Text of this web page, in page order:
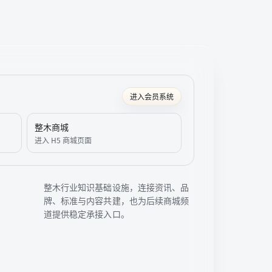
进入会员系统
整木商城
进入 H5 商城页面
整木行业知识基础设施，连接资讯、品
牌、标准与内容共建，也为后续商城频
道提供稳定承接入口。